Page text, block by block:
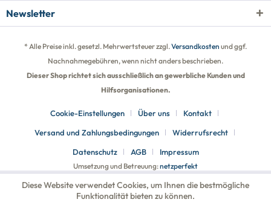
Newsletter
* Alle Preise inkl. gesetzl. Mehrwertsteuer zzgl.Versandkosten und ggf.
Nachnahmegebühren, wenn nicht anders beschrieben.
Dieser Shop richtet sich ausschließlich an gewerbliche Kunden und
Hilfsorganisationen.
Cookie-Einstellungen Über uns
Kontakt
Versand und Zahlungsbedingungen
Widerrufsrecht
Datenschutz
AGB Impressum
Umsetzung und Betreuung:netzperfekt
Diese Website verwendet Cookies, um Ihnen die bestmögliche
Funktionalität bieten zu können.